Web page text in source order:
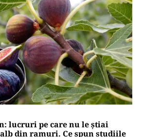
lucruri pe care nu le știai
din ramuri. Ce spun studiile